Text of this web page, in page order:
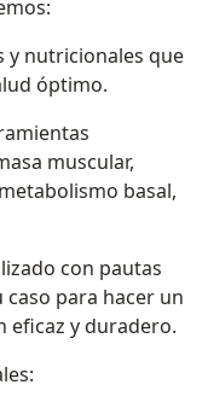
y nutricionales que
óptimo.
muscular,
basal,
con pautas
para hacer un
eficaz y duradero.